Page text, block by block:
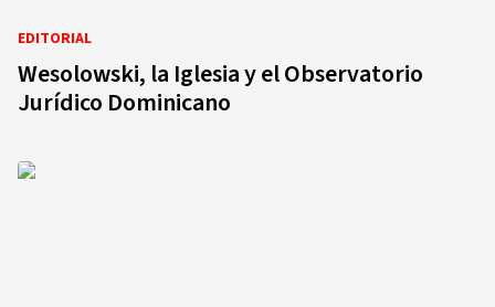
EDITORIAL
Wesolowski, la Iglesia y el Observatorio
Jurídico Dominicano